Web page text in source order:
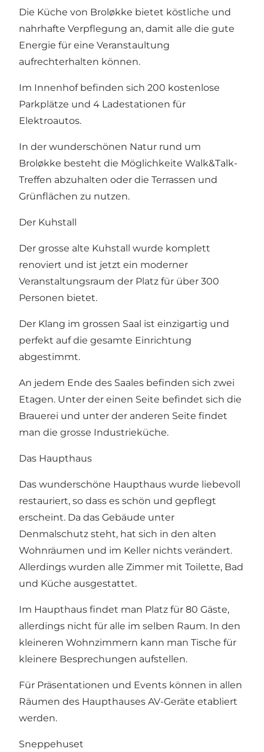
Die Küche von Broløkke bietet köstliche und
nahrhafte Verpflegung an, damit alle die gute
Energie für eine Veranstaultung
aufrechterhalten können.
Im Innenhof befinden sich 200 kostenlose
Parkplätze und 4 Ladestationen für
Elektroautos.
In der wunderschönen Natur rund um
Broløkke besteht die Möglichkeite Walk&Talk-
Treffen abzuhalten oder die Terrassen und
Grünflächen zu nutzen.
Der Kuhstall
Der grosse alte Kuhstall wurde komplett
renoviert und ist jetzt ein moderner
Veranstaltungsraum der Platz für über 300
Personen bietet.
Der Klang im grossen Saal ist einzigartig und
perfekt auf die gesamte Einrichtung
abgestimmt.
An jedem Ende des Saales befinden sich zwei
Etagen. Unter der einen Seite befindet sich die
Brauerei und unter der anderen Seite findet
man die grosse Industrieküche.
Das Haupthaus
Das wunderschöne Haupthaus wurde liebevoll
restauriert, so dass es schön und gepflegt
erscheint. Da das Gebäude unter
Denmalschutz steht, hat sich in den alten
Wohnräumen und im Keller nichts verändert.
Allerdings wurden alle Zimmer mit Toilette, Bad
und Küche ausgestattet.
Im Haupthaus findet man Platz für 80 Gäste,
allerdings nicht für alle im selben Raum. In den
kleineren Wohnzimmern kann man Tische für
kleinere Besprechungen aufstellen.
Für Präsentationen und Events können in allen
Räumen des Haupthauses AV-Geräte etabliert
werden.
Sneppehuset